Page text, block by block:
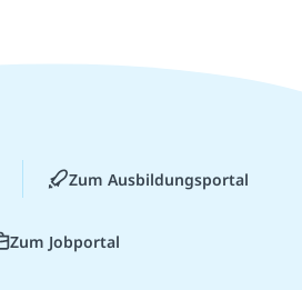
Zum Ausbildungsportal
Zum Jobportal